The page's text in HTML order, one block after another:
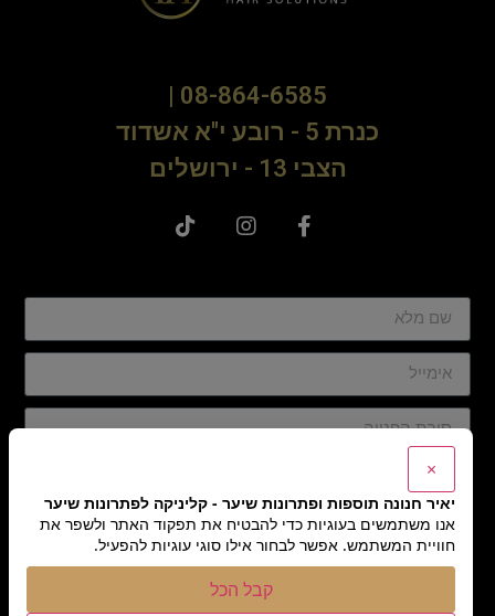
08-864-6585 |
כנרת 5 - רובע י"א אשדוד
הצבי 13 - ירושלים
אני מסכים/הלתנאים והגבלותו למדיניות הפרטיות,
שליחה
×
יאיר חנונה תוספות ופתרונות שיער - קליניקה לפתרונות שיער
אנו משתמשים בעוגיות כדי להבטיח את תפקוד האתר ולשפר את
חוויית המשתמש. אפשר לבחור אילו סוגי עוגיות להפעיל.
קבל הכל